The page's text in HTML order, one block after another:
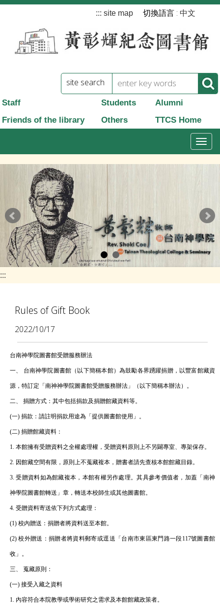
跳
::: site map 切換語言 : 中文
site search
Staff Students
Alumni
Friends of the library
Others TTCS Home
T
l
e
n
a
o
:::
Rules of Gift Book
2022/10/17
台南神學院圖書館受贈服務辦法
一、 台南神學院圖書館（以下簡稱本館）為鼓勵各界踴躍捐贈，以豐富館藏資
源，特訂定「南神神學院圖書館受贈服務辦法」（以下簡稱本辦法）。
二、 捐贈方式：其中包括捐款及捐贈館藏資料等。
(一) 捐款：請註明捐款用途為「提供圖書館使用」。
(二) 捐贈館藏資料：
1. 本館擁有受贈資料之全權處理權，受贈資料原則上不另闢專室、專架保存。
2. 因館藏空間有限，原則上不蒐藏複本，贈書者請先查核本館館藏目錄。
3. 受贈資料如為館藏複本，本館有權另作處理。其具參考價值者，加蓋「南神
神學院圖書館轉送」章，轉送本校師生或其他圖書館。
4. 受贈資料寄送依下列方式處理：
(1) 校內贈送：捐贈者將資料送至本館。
(2) 校外贈送：捐贈者將資料郵寄或逕送「台南市東區東門路一段117號圖書館
收」。
三、 蒐藏原則：
(一) 接受入藏之資料
1. 內容符合本院教學或學術研究之需求及本館館藏政策者。